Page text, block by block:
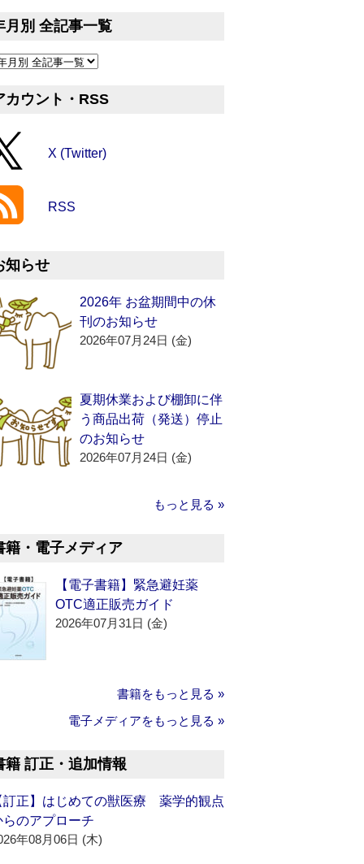
月別 全記事一覧
カウント・RSS
X (Twitter)
RSS
知らせ
2026年 お盆期間中の休
刊のお知らせ
2026年07月24日 (金)
夏期休業および棚卸に伴
う商品出荷（発送）停止
のお知らせ
2026年07月24日 (金)
もっと見る »
籍・電子メディア
【電子書籍】緊急避妊薬
OTC適正販売ガイド
2026年07月31日 (金)
書籍をもっと見る »
電子メディアをもっと見る »
籍 訂正・追加情報
訂正】はじめての獣医療 薬学的観点
らのアプローチ
年08月06日 (木)